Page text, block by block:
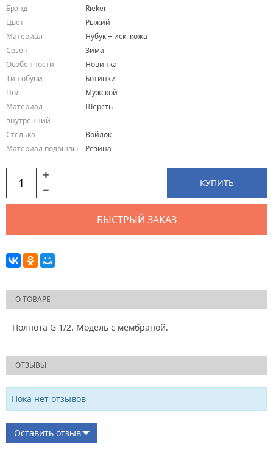
Брэнд
Rieker
Цвет
Рыжий
Материал
Нубук + иск. кожа
Сезон
Зима
Особенности
Новинка
Тип обуви
Ботинки
Пол
Мужской
Материал
внутренний
Шерсть
Стелька
Войлок
Материал подошвы
Резина
КУПИТЬ
БЫСТРЫЙ ЗАКАЗ
О ТОВАРЕ
Полнота G 1/2. Модель с мембраной.
ОТЗЫВЫ
Пока нет отзывов
Оставить отзыв